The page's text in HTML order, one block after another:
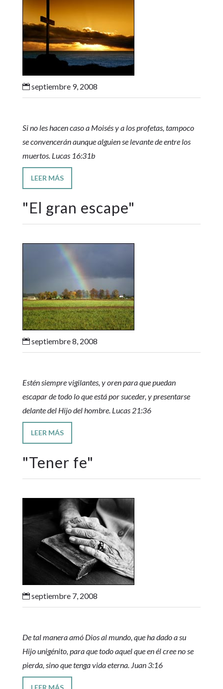
septiembre 9, 2008
Si no les hacen caso a Moisés y a los profetas, tampoco
se convencerán aunque alguien se levante de entre los
muertos. Lucas 16:31b
LEER MÁS
"El gran escape"
septiembre 8, 2008
Estén siempre vigilantes, y oren para que puedan
escapar de todo lo que está por suceder, y presentarse
delante del Hijo del hombre. Lucas 21:36
LEER MÁS
"Tener fe"
septiembre 7, 2008
De tal manera amó Dios al mundo, que ha dado a su
Hijo unigénito, para que todo aquel que en él cree no se
pierda, sino que tenga vida eterna. Juan 3:16
LEER MÁS